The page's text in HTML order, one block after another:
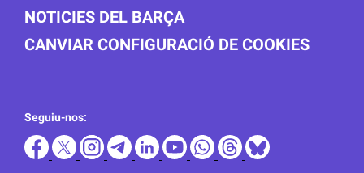
NOTICIES DEL BARÇA
CANVIAR CONFIGURACIÓ DE COOKIES
Seguiu-nos: